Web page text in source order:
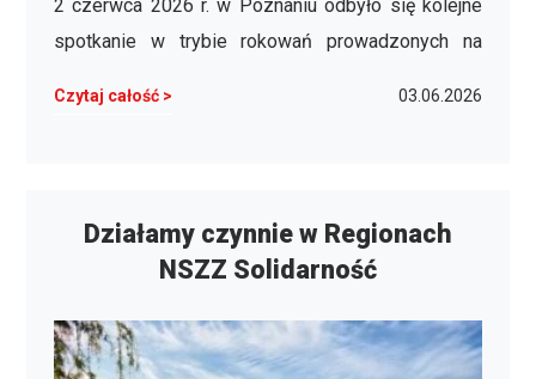
Jaskólskiej, przewodniczącej Komisji Wydziałowej
2 czerwca 2026 r. w Poznaniu odbyło się kolejne
spotkanie w trybie rokowań prowadzonych na
związkowych biorących udział w rokowaniach:
Międzyzakładowej Organizacji Związkowej
Czytaj całość > 03.06.2026
Działamy czynnie w Regionach
NSZZ Solidarność